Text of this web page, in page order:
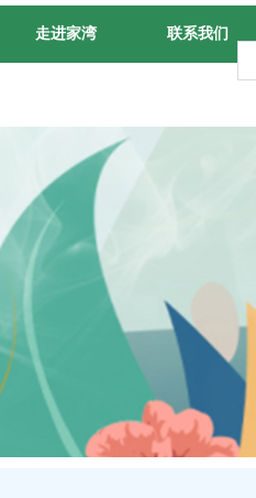
走进家湾 联系我们